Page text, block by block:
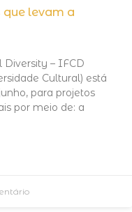
que levam a
– IFCD
Cultural) está
para projetos
por meio de: a